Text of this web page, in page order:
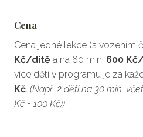
Cena
Cena jedné lekce (s vozením
Kč/dítě a na 60 min. 600
více dětí v programu je za
Kč. (Např. 2 děti na 30 min.
Kč + 100 Kč))